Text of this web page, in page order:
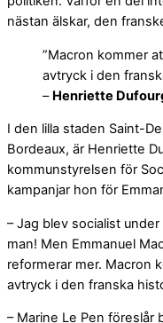
nästan älskar, den
”Macron kommer
avtryck i den
– Henriette
I den lilla staden Saint-
Bordeaux, är Henriette
kommunstyrelsen för
kampanjar hon för
– Jag blev socialist
man! Men Emmanuel
reformerar mer. Macron
avtryck i den franska
– Marine Le Pen föreslår